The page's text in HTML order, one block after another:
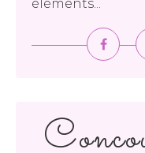
éléments...